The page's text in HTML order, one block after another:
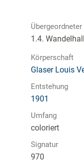
1.4.
Körperschaft
Glaser Louis
Entstehung
1901
Umfang
coloriert
Signatur
970